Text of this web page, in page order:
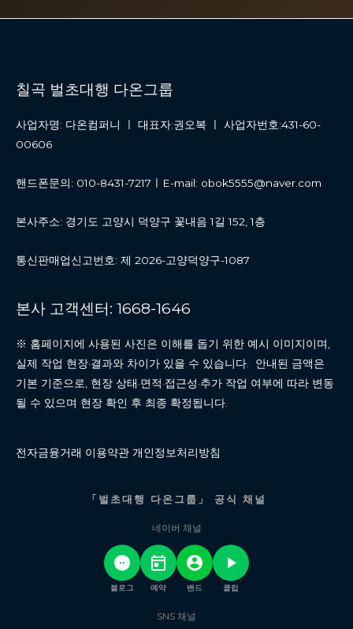
칠곡 벌초대행 다온그룹
사업자명: 다온컴퍼니 ㅣ 대표자:권오복 ㅣ 사업자번호:431-60-
00606
핸드폰문의: 010-8431-7217ㅣE-mail: obok5555@naver.com
본사주소: 경기도 고양시 덕양구 꽃내음 1길 152, 1층
통신판매업신고번호: 제 2026-고양덕양구-1087
본사 고객센터: 1668-1646
※ 홈페이지에 사용된 사진은 이해를 돕기 위한 예시 이미지이며,
실제 작업 현장·결과와 차이가 있을 수 있습니다. 안내된 금액은
기본 기준으로, 현장 상태·면적·접근성·추가 작업 여부에 따라 변동
될 수 있으며 현장 확인 후 최종 확정됩니다.
전자금융거래 이용약관 개인정보처리방침
「벌초대행 다온그룹」 공식 채널
네이버 채널
블로그 예약 밴드 클립
SNS 채널